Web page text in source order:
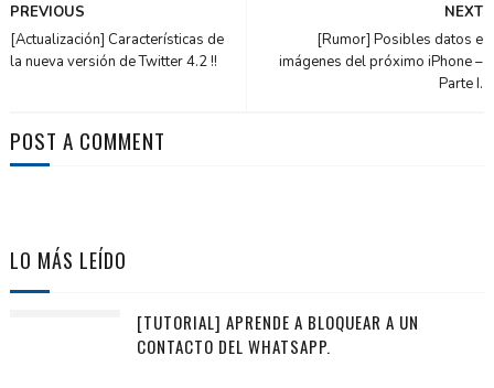
NEXT
[Rumor] Posibles datos e
imágenes del próximo iPhone –
Parte I.
PREVIOUS
[Actualización] Características de
la nueva versión de Twitter 4.2 !!
POST A COMMENT
LO MÁS LEÍDO
[TUTORIAL] APRENDE A BLOQUEAR A UN
CONTACTO DEL WHATSAPP.